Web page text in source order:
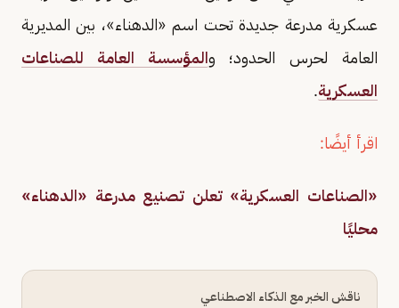
عسكرية مدرعة جديدة تحت اسم «الدهناء»، بين المديرية
العامة لحرس الحدود؛ والمؤسسة العامة للصناعات
العسكرية.
اقرأ أيضًا:
«الصناعات العسكرية» تعلن تصنيع مدرعة «الدهناء»
محليًا
ناقش الخبر مع الذكاء الاصطناعي